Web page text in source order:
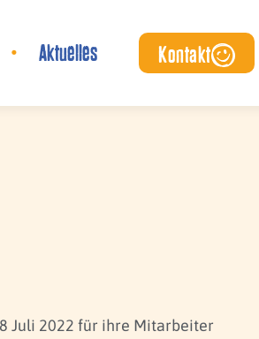
Aktuelles Kontakt
Juli 2022 für ihre Mitarbeiter